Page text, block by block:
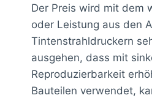
Der Preis wird mit dem
oder Leistung aus den
Tintenstrahldruckern
ausgehen, dass mit
Reproduzierbarkeit
Bauteilen verwendet,